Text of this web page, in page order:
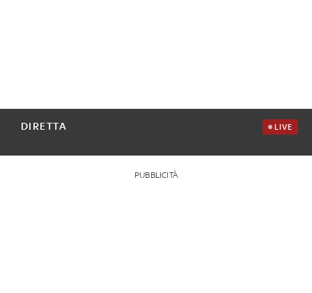
DIRETTA LIVE
PUBBLICITÀ